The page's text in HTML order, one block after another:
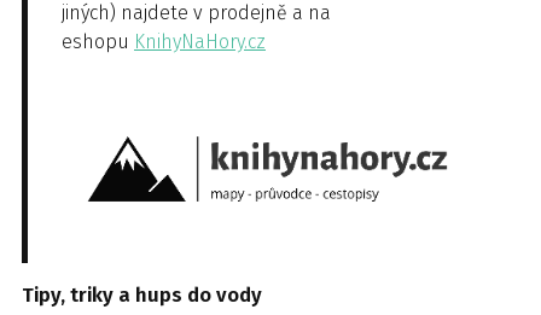
jiných) najdete v prodejně a na
eshopu KnihyNaHory.cz
Tipy, triky a hups do vody